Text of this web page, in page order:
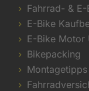
Fahrrad- &
E-Bike
E-Bike Motor
Bikepacking
Montagetipps